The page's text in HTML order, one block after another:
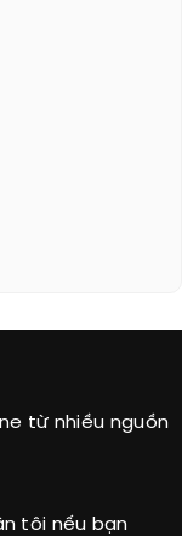
từ nhiều nguồn
tôi nếu bạn